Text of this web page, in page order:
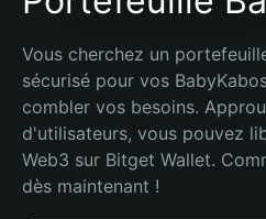
Vous cherchez un
sécurisé pour vos
combler vos besoins.
d'utilisateurs, vous pouvez
Web3 sur Bitget Wallet.
dès maintenant !